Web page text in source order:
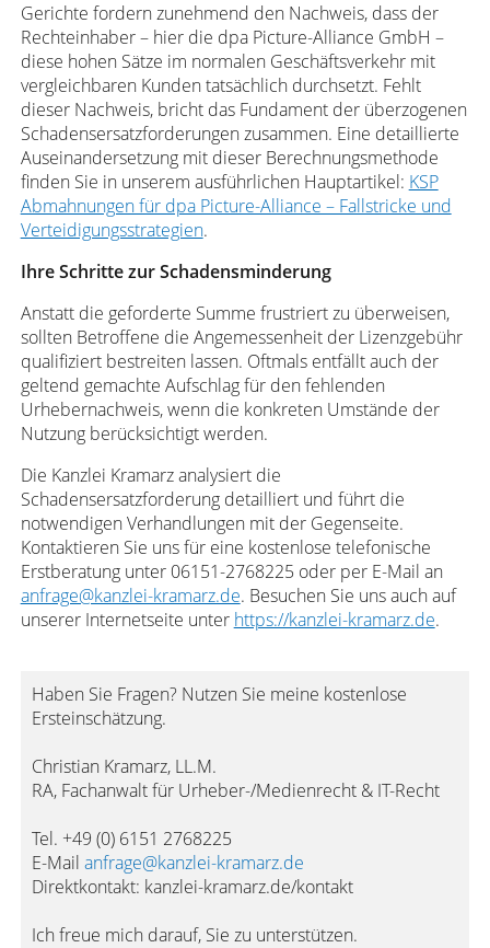
Gerichte fordern zunehmend den Nachweis, dass der
Rechteinhaber – hier die dpa Picture-Alliance GmbH –
diese hohen Sätze im normalen Geschäftsverkehr mit
vergleichbaren Kunden tatsächlich durchsetzt. Fehlt
dieser Nachweis, bricht das Fundament der überzogenen
Schadensersatzforderungen zusammen. Eine detaillierte
Auseinandersetzung mit dieser Berechnungsmethode
finden Sie in unserem ausführlichen Hauptartikel: KSP
Abmahnungen für dpa Picture-Alliance – Fallstricke und
Verteidigungsstrategien.
Ihre Schritte zur Schadensminderung
Anstatt die geforderte Summe frustriert zu überweisen,
sollten Betroffene die Angemessenheit der Lizenzgebühr
qualifiziert bestreiten lassen. Oftmals entfällt auch der
geltend gemachte Aufschlag für den fehlenden
Urhebernachweis, wenn die konkreten Umstände der
Nutzung berücksichtigt werden.
Die Kanzlei Kramarz analysiert die
Schadensersatzforderung detailliert und führt die
notwendigen Verhandlungen mit der Gegenseite.
Kontaktieren Sie uns für eine kostenlose telefonische
Erstberatung unter 06151-2768225 oder per E-Mail an
anfrage@kanzlei-kramarz.de. Besuchen Sie uns auch auf
unserer Internetseite unter https://kanzlei-kramarz.de.
Haben Sie Fragen? Nutzen Sie meine kostenlose
Ersteinschätzung.
Christian Kramarz, LL.M.
RA, Fachanwalt für Urheber-/Medienrecht & IT-Recht
Tel. +49 (0) 6151 2768225
E-Mail anfrage@kanzlei-kramarz.de
Direktkontakt: kanzlei-kramarz.de/kontakt
Ich freue mich darauf, Sie zu unterstützen.